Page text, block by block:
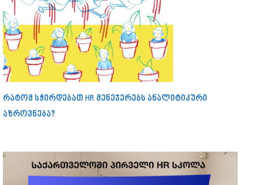
რატომ სჭირდებათ HR მენეჯერებს ანალიტიკური
აზროვნება?